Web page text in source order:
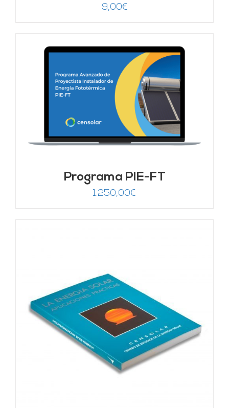
9,00€
Programa PIE-FT
1.250,00€